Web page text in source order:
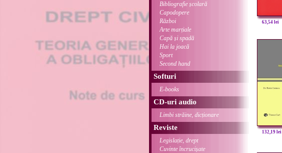
Bibliografie școlară
Capodopere
Război
Arte marțiale
Capă și spadă
Hai la joacă
Sport
Second hand
Softuri
E-books
CD-uri audio
Limbi străine, dicționare
Reviste
Legislație, drept
Cuvinte încrucișate
63,54 lei
132,19 lei